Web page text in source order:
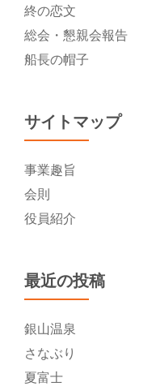
終の恋文
総会・懇親会報告
船長の帽子
サイトマップ
事業趣旨
会則
役員紹介
最近の投稿
銀山温泉
さなぶり
夏富士